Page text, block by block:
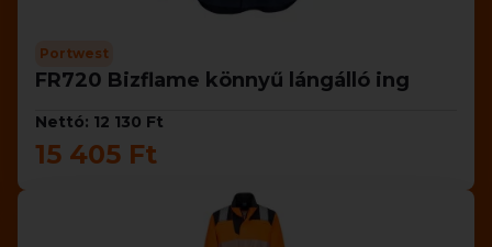
Portwest
FR720 Bizflame könnyű lángálló ing
Nettó: 12 130 Ft
15 405 Ft